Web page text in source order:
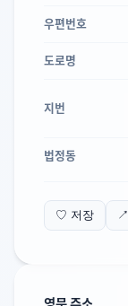
우편번호
도로명
지번
법정동
♡ 저장